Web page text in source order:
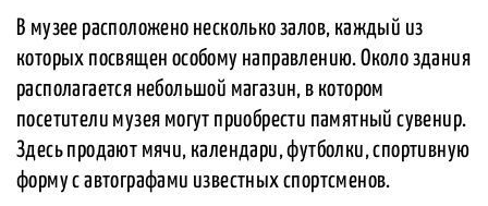
В музее расположено несколько залов, каждый из
которых посвящен особому направлению. Около здания
располагается небольшой магазин, в котором
посетители музея могут приобрести памятный сувенир.
Здесь продают мячи, календари, футболки, спортивную
форму с автографами известных спортсменов.